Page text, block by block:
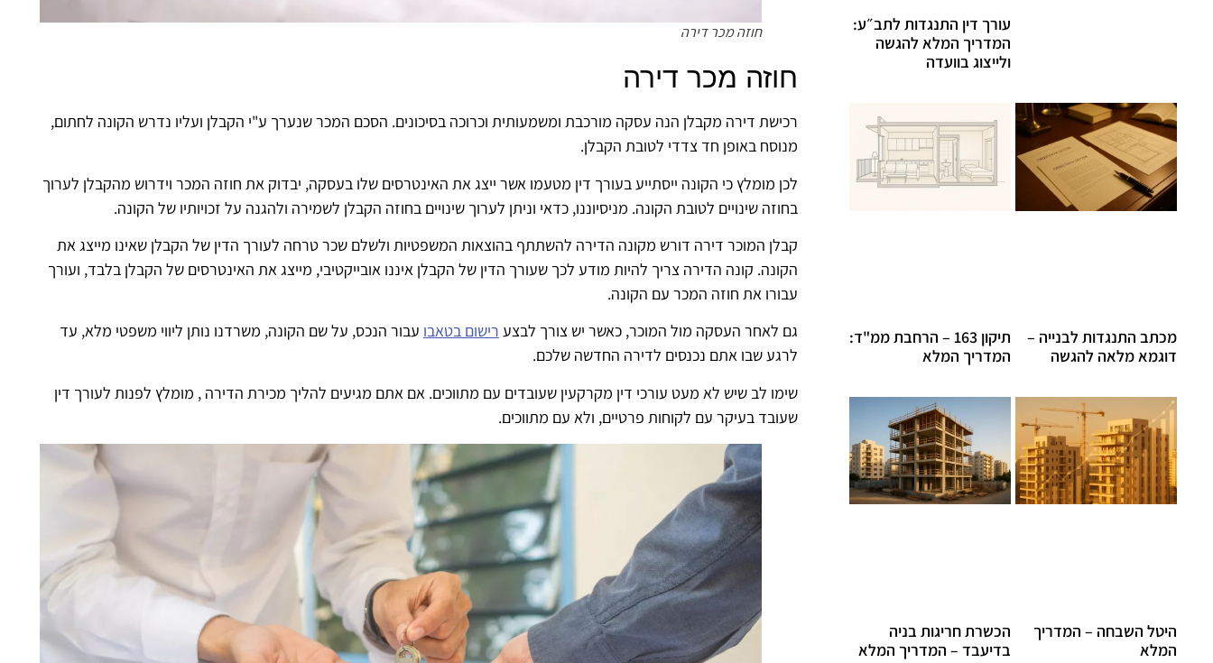
עורך דין התנגדות לתב״ע:
המדריך המלא להגשה
ולייצוג בוועדה
מכתב התנגדות לבנייה –
דוגמא מלאה להגשה
תיקון 163 – הרחבת ממ"ד:
המדריך המלא
היטל השבחה – המדריך
המלא
הכשרת חריגות בניה
בדיעבד – המדריך המלא
חוזה מכר דירה
חוזה מכר דירה
רכישת דירה מקבלן הנה עסקה מורכבת ומשמעותית וכרוכה בסיכונים. הסכם המכר שנערך ע"י הקבלן ועליו נדרש הקונה לחתום,
מנוסח באופן חד צדדי לטובת הקבלן.
לכן מומלץ כי הקונה ייסתייע בעורך דין מטעמו אשר ייצג את האינטרסים שלו בעסקה, יבדוק את חוזה המכר וידרוש מהקבלן לערוך
בחוזה שינויים לטובת הקונה. מניסיוננו, כדאי וניתן לערוך שינויים בחוזה הקבלן לשמירה ולהגנה על זכויותיו של הקונה.
קבלן המוכר דירה דורש מקונה הדירה להשתתף בהוצאות המשפטיות ולשלם שכר טרחה לעורך הדין של הקבלן שאינו מייצג את
הקונה. קונה הדירה צריך להיות מודע לכך שעורך הדין של הקבלן איננו אובייקטיבי, מייצג את האינטרסים של הקבלן בלבד, ועורך
עבורו את חוזה המכר עם הקונה.
גם לאחר העסקה מול המוכר, כאשר יש צורך לבצע רישום בטאבו עבור הנכס, על שם הקונה, משרדנו נותן ליווי משפטי מלא, עד
לרגע שבו אתם נכנסים לדירה החדשה שלכם.
שימו לב שיש לא מעט עורכי דין מקרקעין שעובדים עם מתווכים. אם אתם מגיעים להליך מכירת הדירה , מומלץ לפנות לעורך דין
שעובד בעיקר עם לקוחות פרטיים, ולא עם מתווכים.